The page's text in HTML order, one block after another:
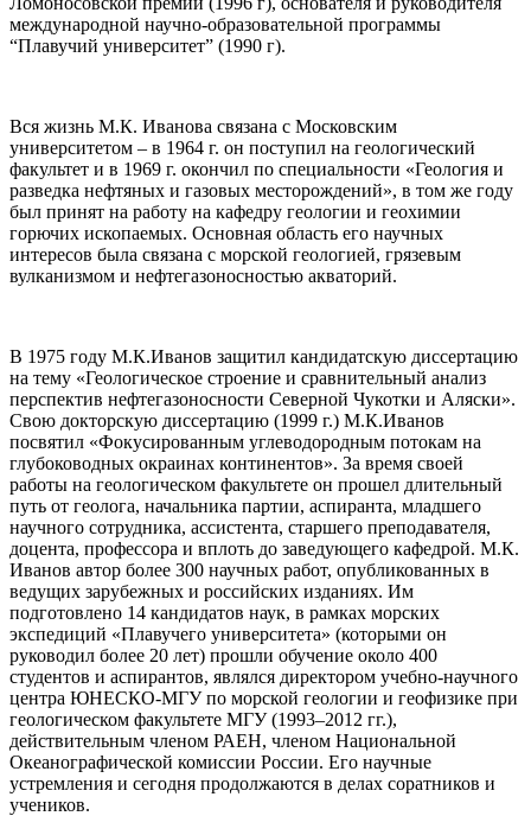
международной научно-образовательной программы
“Плавучий университет” (1990 г).
Вся жизнь М.К. Иванова связана с Московским
университетом – в 1964 г. он поступил на геологический
факультет и в 1969 г. окончил по специальности «Геология и
разведка нефтяных и газовых месторождений», в том же году
был принят на работу на кафедру геологии и геохимии
горючих ископаемых. Основная область его научных
интересов была связана с морской геологией, грязевым
вулканизмом и нефтегазоносностью акваторий.
В 1975 году М.К.Иванов защитил кандидатскую диссертацию
на тему «Геологическое строение и сравнительный анализ
перспектив нефтегазоносности Северной Чукотки и Аляски».
Свою докторскую диссертацию (1999 г.) М.К.Иванов
посвятил «Фокусированным углеводородным потокам на
глубоководных окраинах континентов». За время своей
работы на геологическом факультете он прошел длительный
путь от геолога, начальника партии, аспиранта, младшего
научного сотрудника, ассистента, старшего преподавателя,
доцента, профессора и вплоть до заведующего кафедрой. М.К.
Иванов автор более 300 научных работ, опубликованных в
ведущих зарубежных и российских изданиях. Им
подготовлено 14 кандидатов наук, в рамках морских
экспедиций «Плавучего университета» (которыми он
руководил более 20 лет) прошли обучение около 400
студентов и аспирантов, являлся директором учебно-научного
центра ЮНЕСКО-МГУ по морской геологии и геофизике при
геологическом факультете МГУ (1993–2012 гг.),
действительным членом РАЕН, членом Национальной
Океанографической комиссии России. Его научные
устремления и сегодня продолжаются в делах соратников и
учеников.